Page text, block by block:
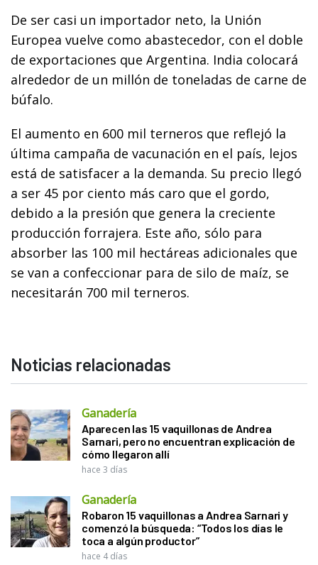
De ser casi un importador neto, la Unión
Europea vuelve como abastecedor, con el doble
de exportaciones que Argentina. India colocará
alrededor de un millón de toneladas de carne de
búfalo.
El aumento en 600 mil terneros que reflejó la
última campaña de vacunación en el país, lejos
está de satisfacer a la demanda. Su precio llegó
a ser 45 por ciento más caro que el gordo,
debido a la presión que genera la creciente
producción forrajera. Este año, sólo para
absorber las 100 mil hectáreas adicionales que
se van a confeccionar para de silo de maíz, se
necesitarán 700 mil terneros.
Noticias relacionadas
Ganadería
Aparecen las 15 vaquillonas de Andrea
Sarnari, pero no encuentran explicación de
cómo llegaron allí
hace 3 días
Ganadería
Robaron 15 vaquillonas a Andrea Sarnari y
comenzó la búsqueda: “Todos los días le
toca a algún productor”
hace 4 días